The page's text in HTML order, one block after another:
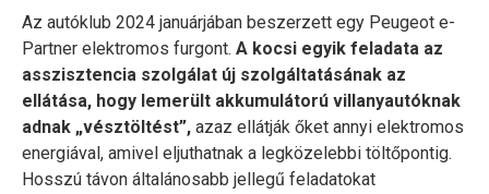
Az autóklub 2024 januárjában beszerzett egy Peugeot e-
Partner elektromos furgont. A kocsi egyik feladata az
asszisztencia szolgálat új szolgáltatásának az
ellátása, hogy lemerült akkumulátorú villanyautóknak
adnak „vésztöltést”, azaz ellátják őket annyi elektromos
energiával, amivel eljuthatnak a legközelebbi töltőpontig.
Hosszú távon általánosabb jellegű feladatokat